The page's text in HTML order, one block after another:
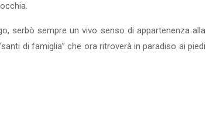
serbò sempre un vivo senso di appartenenza alla
di famiglia” che ora ritroverà in paradiso ai piedi